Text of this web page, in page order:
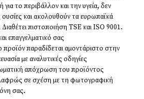
για το περιβάλλον και την υγεία, δεν
ουσίες και ακολουθούν τα ευρωπαϊκά
πιστοποιήση TSE και ISO 9001.
επαγγελματικό σας
παραδίδεται αμοντάριστο στην
με αναλυτικές οδηγίες
απόχρωση του προϊόντος
σε σχέση με τη φωτογραφική
σας.